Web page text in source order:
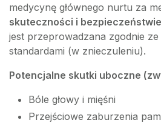
medycynę głównego nurtu za
skuteczności i bezpieczeństwie
jest przeprowadzana zgodnie ze
standardami (w znieczuleniu).
Potencjalne skutki uboczne
Bóle głowy i mięśni
Przejściowe zaburzenia